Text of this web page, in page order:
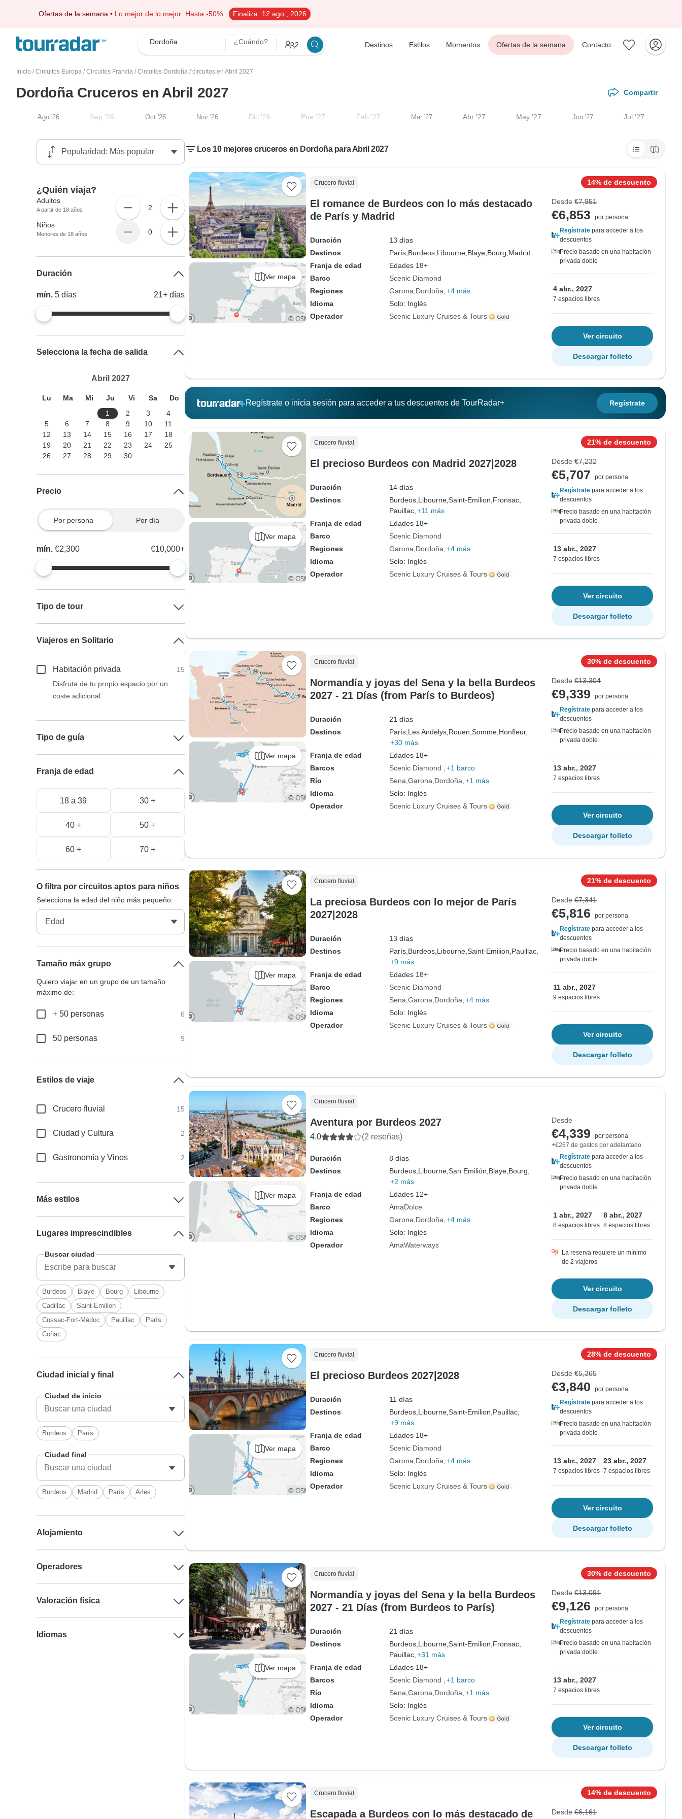
Ofertas de la semana • Lo mejor de lo mejor Hasta -50% Finaliza: 12 ago., 2026
Dordoña ¿Cuándo? 2 Destinos Estilos Momentos Ofertas de la semana Contacto
Inicio / Circuitos Europa / Circuitos Francia / Circuitos Dordoña / circuitos en Abril 2027
Dordoña Cruceros en Abril 2027 Compartir
Ago '26 Sep '26 Oct '26 Nov '26 Dic '26 Ene '27 Feb '27 Mar '27 Abr '27 May '27 Jun '27 Jul '27
Los 10 mejores cruceros en Dordoña para Abril 2027
Ver mapa
Crucero fluvial
El romance de Burdeos con lo más destacado
de París y Madrid
Duración
13 días
Destinos
París, Burdeos, Libourne, Blaye, Bourg, Madrid
Franja de edad
Edades 18+
Barco
Scenic Diamond
Regiones
Garona Dordoña +4 más
Idioma
Solo: Inglés
Operador
Scenic Luxury Cruises & Tours
14% de descuento
Desde €7,951
€6,853
por persona
Regístrate para acceder a los
descuentos
Precio basado en una habitación
privada doble
4 abr., 2027
7 espacios libres
Ver circuito
Descargar folleto
Regístrate o inicia sesión para acceder a tus descuentos de TourRadar+ Regístrate
Ver mapa
Crucero fluvial
El precioso Burdeos con Madrid 2027|2028
Duración
14 días
Destinos
Burdeos, Libourne, Saint-Emilion, Fronsac,
Pauillac, +11 más
Franja de edad
Edades 18+
Barco
Scenic Diamond
Regiones
Garona Dordoña +4 más
Idioma
Solo: Inglés
Operador
Scenic Luxury Cruises & Tours
21% de descuento
Desde €7,232
€5,707
por persona
Regístrate para acceder a los
descuentos
Precio basado en una habitación
privada doble
13 abr., 2027
7 espacios libres
Ver circuito
Descargar folleto
Ver mapa
Crucero fluvial
Normandía y joyas del Sena y la bella Burdeos
2027 - 21 Días (from París to Burdeos)
Duración
21 días
Destinos
París, Les Andelys, Rouen, Somme, Honfleur,
+30 más
Franja de edad
Edades 18+
Barcos
Scenic Diamond
+1 barco
Río
Sena Garona Dordoña +1 más
Idioma
Solo: Inglés
Operador
Scenic Luxury Cruises & Tours
30% de descuento
Desde €13,304
€9,339
por persona
Regístrate para acceder a los
descuentos
Precio basado en una habitación
privada doble
13 abr., 2027
7 espacios libres
Ver circuito
Descargar folleto
Ver mapa
Crucero fluvial
La preciosa Burdeos con lo mejor de París
2027|2028
Duración
13 días
Destinos
París, Burdeos, Libourne, Saint-Emilion, Pauillac,
+9 más
Franja de edad
Edades 18+
Barco
Scenic Diamond
Regiones
Sena Garona Dordoña +4 más
Idioma
Solo: Inglés
Operador
Scenic Luxury Cruises & Tours
21% de descuento
Desde €7,341
€5,816
por persona
Regístrate para acceder a los
descuentos
Precio basado en una habitación
privada doble
11 abr., 2027
9 espacios libres
Ver circuito
Descargar folleto
Ver mapa
Crucero fluvial
Aventura por Burdeos 2027
4.0 (2 reseñas)
Duración
8 días
Destinos
Burdeos, Libourne, San Emilión, Blaye, Bourg,
+2 más
Franja de edad
Edades 12+
Barco
AmaDolce
Regiones
Garona Dordoña +4 más
Idioma
Solo: Inglés
Operador
AmaWaterways
Desde
€4,339
por persona
+€267 de gastos por adelantado
Regístrate para acceder a los
descuentos
Precio basado en una habitación
privada doble
1 abr., 2027
8 espacios libres
8 abr., 2027
8 espacios libres
La reserva requiere un mínimo
de 2 viajeros
Ver circuito
Descargar folleto
Ver mapa
Crucero fluvial
El precioso Burdeos 2027|2028
Duración
11 días
Destinos
Burdeos, Libourne, Saint-Emilion, Pauillac,
+9 más
Franja de edad
Edades 18+
Barco
Scenic Diamond
Regiones
Garona Dordoña +4 más
Idioma
Solo: Inglés
Operador
Scenic Luxury Cruises & Tours
28% de descuento
Desde €5,365
€3,840
por persona
Regístrate para acceder a los
descuentos
Precio basado en una habitación
privada doble
13 abr., 2027
7 espacios libres
23 abr., 2027
7 espacios libres
Ver circuito
Descargar folleto
Ver mapa
Crucero fluvial
Normandía y joyas del Sena y la bella Burdeos
2027 - 21 Días (from Burdeos to París)
Duración
21 días
Destinos
Burdeos, Libourne, Saint-Emilion, Fronsac,
Pauillac, +31 más
Franja de edad
Edades 18+
Barcos
Scenic Diamond
+1 barco
Río
Sena Garona Dordoña +1 más
Idioma
Solo: Inglés
Operador
Scenic Luxury Cruises & Tours
30% de descuento
Desde €13,091
€9,126
por persona
Regístrate para acceder a los
descuentos
Precio basado en una habitación
privada doble
13 abr., 2027
7 espacios libres
Ver circuito
Descargar folleto
Crucero fluvial
Escapada a Burdeos con lo más destacado de
14% de descuento
Desde €6,161
¿Quién viaja?
Adultos
A partir de 18 años 2
Niños
Menores de 18 años 0
Duración
mín.5días 21+ días
Selecciona la fecha de salida
Abril 2027
Lu Ma Mi Ju Vi Sa
Do
1
2 3
4
5
6 7 8 9 10
11
12
13 14 15 16 17
18
19
20 21 22 23 24
25
26
27 28 29 30
Precio
Por persona Por día
mín.€2,300 €10,000+
Tipo de tour
Viajeros en Solitario
Habitación privada
15
Disfruta de tu propio espacio por un
coste adicional.
Tipo de guía
Franja de edad
18 a 39 30 +
40 + 50 +
60 + 70 +
O filtra por circuitos aptos para niños
Selecciona la edad del niño más pequeño:
Tamaño máx grupo
Quiero viajar en un grupo de un tamaño
máximo de:
+ 50 personas 6
50 personas 9
Estilos de viaje
Crucero fluvial 15
Ciudad y Cultura 2
Gastronomía y Vinos 2
Más estilos
Lugares imprescindibles
Buscar ciudad
Burdeos Blaye Bourg
Libourne
Cadillac
Saint-Emilion
Cussac-Fort-Médoc
Pauillac
París
Coñac
Ciudad inicial y final
Ciudad de inicio
Burdeos París
Ciudad final
Burdeos Madrid París Arles
Alojamiento
Operadores
Valoración física
Idiomas